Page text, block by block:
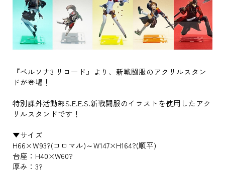
『ペルソナ3 リロード』より、新戦闘服のアクリルスタン
ドが登場！
特別課外活動部S.E.E.S.新戦闘服のイラストを使用したアク
リルスタンドです！
▼サイズ
H66×Ｗ93?(コロマル)～W147×H164?(順平)
台座：H40×W60?
厚み：3?